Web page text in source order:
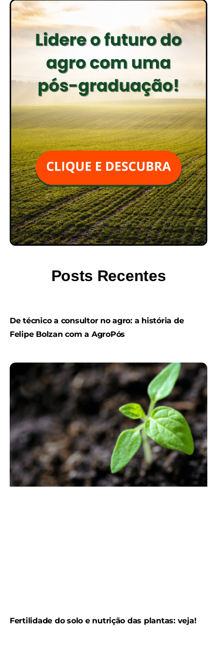
Posts Recentes
De técnico a consultor no agro: a história de
Felipe Bolzan com a AgroPós
Fertilidade do solo e nutrição das plantas: veja!